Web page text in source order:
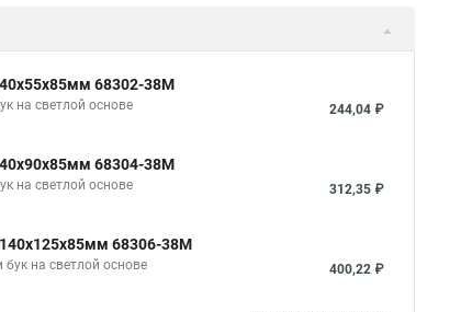
68302-38М
на светлой основе 244,04 ₽
68304-38М
на светлой основе 312,35 ₽
68306-38М
на светлой основе 400,22 ₽